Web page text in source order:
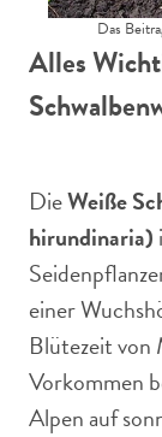
Das
Alles
DieWeiße
hirundinaria)
einer
Blütezeit von
Vorkommen
Alpen auf